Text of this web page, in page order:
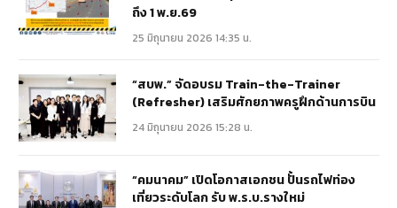
ถึง 1 พ.ย.69
25 มิถุนายน 2026 14:35 น.
“สบพ.” จัดอบรม Train-the-Trainer
(Refresher) เสริมศักยภาพครูฝึกด้านการบิน
24 มิถุนายน 2026 15:28 น.
“คมนาคม” เปิดโอกาสเอกชน ปั้นรถไฟท่อง
เที่ยวระดับโลก รับ พ.ร.บ.รางใหม่